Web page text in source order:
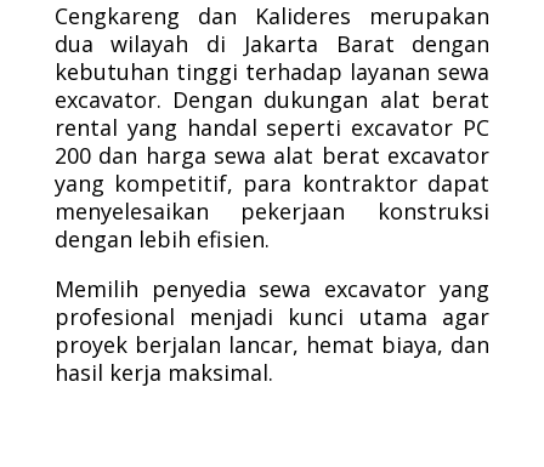
Cengkareng dan Kalideres merupakan
dua wilayah di Jakarta Barat dengan
kebutuhan tinggi terhadap layanan sewa
excavator. Dengan dukungan alat berat
rental yang handal seperti excavator PC
200 dan harga sewa alat berat excavator
yang kompetitif, para kontraktor dapat
menyelesaikan pekerjaan konstruksi
dengan lebih efisien.
Memilih penyedia sewa excavator yang
profesional menjadi kunci utama agar
proyek berjalan lancar, hemat biaya, dan
hasil kerja maksimal.